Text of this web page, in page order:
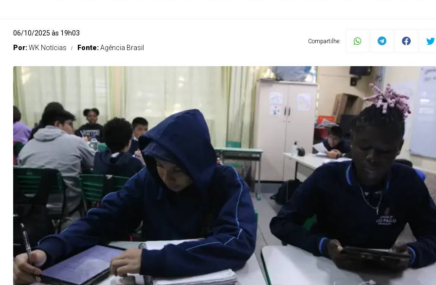
06/10/2025 às 19h03
Por:WK Notícias Fonte:Agência Brasil
Compartilhe: